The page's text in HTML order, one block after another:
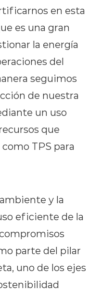
en esta
es una gran
la energía
del
seguimos
de nuestra
un uso
que
TPS para
y la
eficiente de la
parte del pilar
uno de los ejes